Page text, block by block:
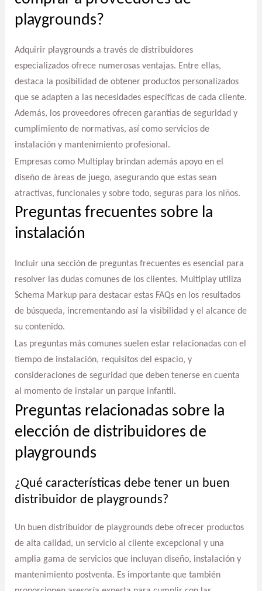
playgrounds?
Adquirir playgrounds a través de distribuidores
especializados ofrece numerosas ventajas. Entre ellas,
destaca la posibilidad de obtener productos personalizados
que se adapten a las necesidades específicas de cada cliente.
Además, los proveedores ofrecen garantías de seguridad y
cumplimiento de normativas, así como servicios de
instalación y mantenimiento profesional.
Empresas como Multiplay brindan además apoyo en el
diseño de áreas de juego, asegurando que estas sean
atractivas, funcionales y sobre todo, seguras para los niños.
Preguntas frecuentes sobre la
instalación
Incluir una sección de preguntas frecuentes es esencial para
resolver las dudas comunes de los clientes. Multiplay utiliza
Schema Markup para destacar estas FAQs en los resultados
de búsqueda, incrementando así la visibilidad y el alcance de
su contenido.
Las preguntas más comunes suelen estar relacionadas con el
tiempo de instalación, requisitos del espacio, y
consideraciones de seguridad que deben tenerse en cuenta
al momento de instalar un parque infantil.
Preguntas relacionadas sobre la
elección de distribuidores de
playgrounds
¿Qué características debe tener un buen
distribuidor de playgrounds?
Un buen distribuidor de playgrounds debe ofrecer productos
de alta calidad, un servicio al cliente excepcional y una
amplia gama de servicios que incluyan diseño, instalación y
mantenimiento postventa. Es importante que también